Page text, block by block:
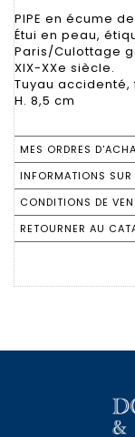
PIPE en écume
Étui en peau,
Paris/Culottage
XIX-XXe siècle.
Tuyau
H. 8,5 cm
MES ORDRES
INFORMATIONS SUR
CONDITIONS DE
RETOURNER AU